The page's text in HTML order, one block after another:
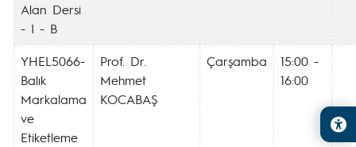
Alan Dersi
- I - B
YHEL5066-
Balık
Markalama
ve
Etiketleme
Prof. Dr.
Mehmet
KOCABAŞ
Çarşamba
15:00 -
16:00